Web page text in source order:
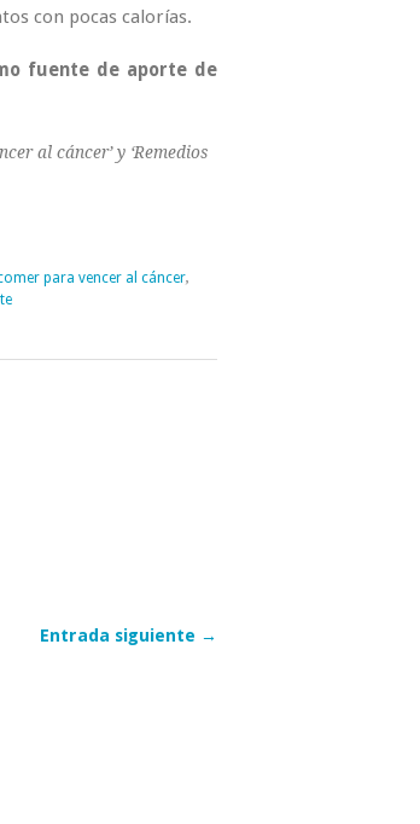
con pocas calorías.
fuente de aporte de
al cáncer’ y ‘Remedios
para vencer al cáncer,
Entrada siguiente →